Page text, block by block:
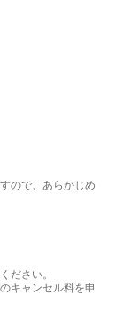
ので、あらかじめ
ださい。
キャンセル料を申